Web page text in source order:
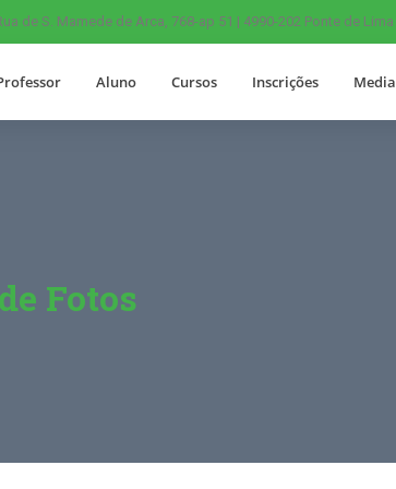
de S. Mamede de Arca, 768-ap 51 | 4990-202 Ponte de Lima
Aluno Cursos Inscrições Media
Fotos